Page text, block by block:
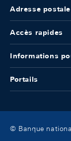
Adresse
Accès rapides
Informations
Portails
© Banque